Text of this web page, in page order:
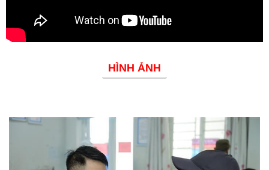
HÌNH ẢNH
Phòng chống dịch bệnh